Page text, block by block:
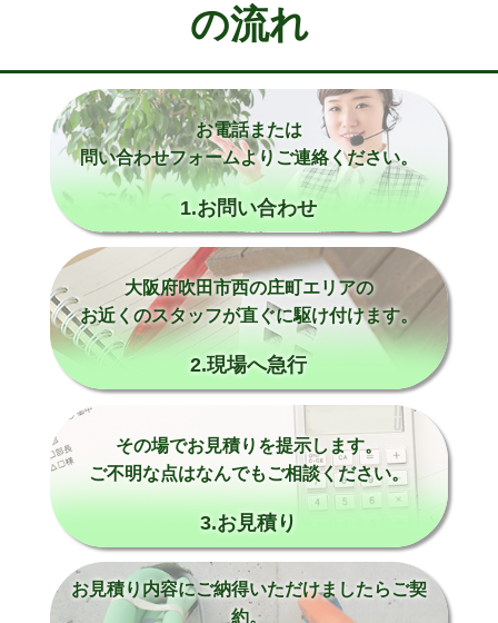
の流れ
お電話または
問い合わせフォームよりご連絡ください。
1.お問い合わせ
大阪府吹田市西の庄町エリアの
お近くのスタッフが直ぐに駆け付けます。
2.現場へ急行
その場でお見積りを提示します。
ご不明な点はなんでもご相談ください。
3.お見積り
お見積り内容にご納得いただけましたらご契
約。